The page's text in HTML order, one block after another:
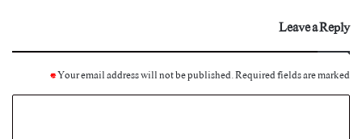
Leave a Reply
Your email address will not be published.Required fields are marked
*